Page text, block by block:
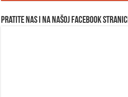
Pratite nas i na našoj facebook stranici